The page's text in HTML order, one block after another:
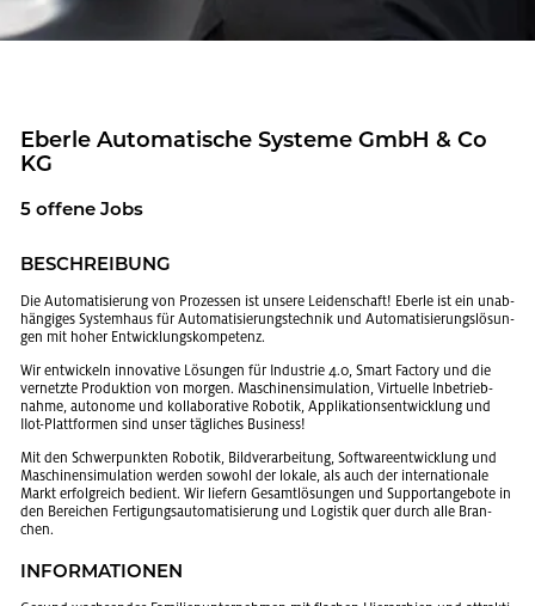
Eber­le Au­to­ma­ti­sche Sys­te­me GmbH & Co
KG
5 of­fe­ne Jobs
BE­SCHREI­BUNG
Die Au­to­ma­ti­sie­rung von Pro­zes­sen ist un­se­re Lei­den­schaft! Eber­le ist ein un­ab­
hän­gi­ges Sys­tem­haus für Au­to­ma­ti­sie­rungs­tech­nik und Au­to­ma­ti­sie­rungs­lö­sun­
gen mit hoher Ent­wick­lungs­kom­pe­tenz.
Wir ent­wi­ckeln in­no­va­ti­ve Lö­sun­gen für In­dus­trie 4.0, Smart Fac­to­ry und die
ver­netz­te Pro­duk­ti­on von mor­gen. Ma­schi­nen­si­mu­la­ti­on, Vir­tu­el­le In­be­trieb­
nah­me, au­to­no­me und kol­la­bo­ra­ti­ve Ro­bo­tik, Ap­pli­ka­ti­ons­ent­wick­lung und
IIot-Platt­for­men sind unser täg­li­ches Busi­ness!
Mit den Schwer­punk­ten Ro­bo­tik, Bild­ver­ar­bei­tung, Soft­ware­ent­wick­lung und
Ma­schi­nen­si­mu­la­ti­on wer­den so­wohl der lo­ka­le, als auch der in­ter­na­tio­na­le
Markt er­folg­reich be­dient. Wir lie­fern Ge­samt­lö­sun­gen und Sup­port­an­ge­bo­te in
den Be­rei­chen Fer­ti­gungs­au­to­ma­ti­sie­rung und Lo­gis­tik quer durch alle Bran­
chen.
IN­FOR­MA­TIO­NEN